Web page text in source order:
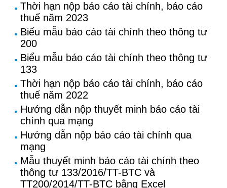
Thời hạn nộp báo cáo tài chính, báo cáo
thuế năm 2023
Biểu mẫu báo cáo tài chính theo thông tư
200
Biểu mẫu báo cáo tài chính theo thông tư
133
Thời hạn nộp báo cáo tài chính, báo cáo
thuế năm 2022
Hướng dẫn nộp thuyết minh báo cáo tài
chính qua mạng
Hướng dẫn nộp báo cáo tài chính qua
mạng
Mẫu thuyết minh báo cáo tài chính theo
thông tư 133/2016/TT-BTC và
TT200/2014/TT-BTC bằng Excel